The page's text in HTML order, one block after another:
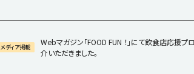
メディア掲載
Webマガジン「FOOD FUN ！」にて飲食店応援プ
介いただきました。